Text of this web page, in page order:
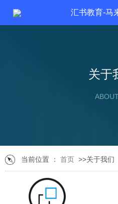
汇书教育-马
关于
当前位置 ： 首页 >>关于我们